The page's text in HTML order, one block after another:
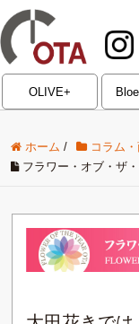
OLIVE+
ホーム / コラム
フラワー・オブ・ザ